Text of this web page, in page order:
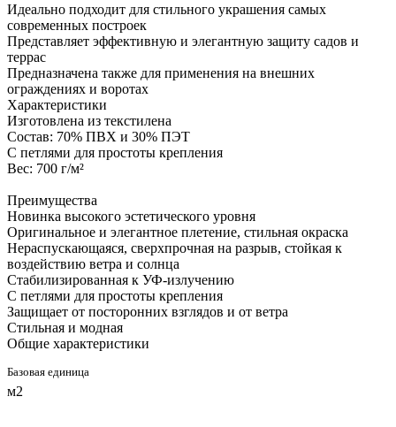
Идеально подходит для стильного украшения самых
современных построек
Представляет эффективную и элегантную защиту садов и
террас
Предназначена также для применения на внешних
ограждениях и воротах
Характеристики
Изготовлена из текстилена
Состав: 70% ПВХ и 30% ПЭТ
С петлями для простоты крепления
Вес: 700 г/м²
Преимущества
Новинка высокого эстетического уровня
Оригинальное и элегантное плетение, стильная окраска
Нераспускающаяся, сверхпрочная на разрыв, стойкая к
воздействию ветра и солнца
Стабилизированная к УФ-излучению
С петлями для простоты крепления
Защищает от посторонних взглядов и от ветра
Стильная и модная
Общие характеристики
Базовая единица
м2